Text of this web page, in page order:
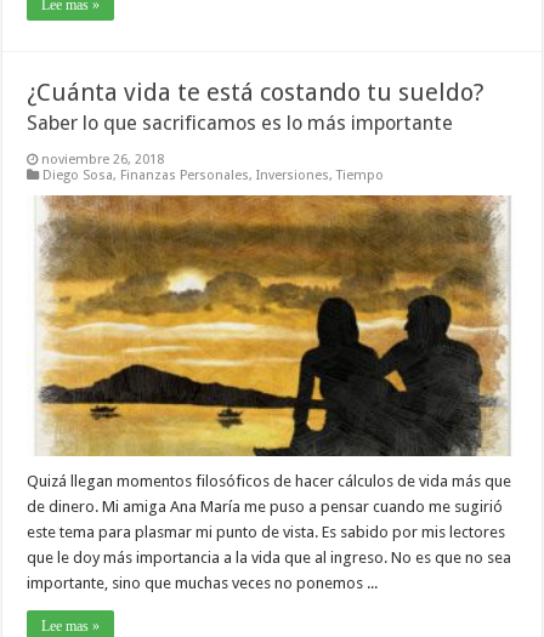
Lee mas »
¿Cuánta vida te está costando tu sueldo?
Saber lo que sacrificamos es lo más importante
noviembre 26, 2018
Diego Sosa, Finanzas Personales,Inversiones,Tiempo
Quizá llegan momentos filosóficos de hacer cálculos de vida más que
de dinero. Mi amiga Ana María me puso a pensar cuando me sugirió
este tema para plasmar mi punto de vista. Es sabido por mis lectores
que le doy más importancia a la vida que al ingreso. No es que no sea
importante, sino que muchas veces no ponemos ...
Lee mas »